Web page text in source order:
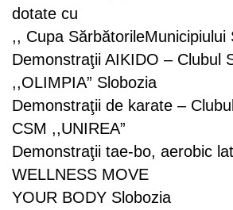
dotate cu
,, Cupa SărbătorileMunicipiului
Demonstraţii AIKIDO – Clubul
,,OLIMPIA” Slobozia
Demonstraţii de karate –
CSM ,,UNIREA”
Demonstraţii tae-bo, aerobic
WELLNESS MOVE
YOUR BODY Slobozia